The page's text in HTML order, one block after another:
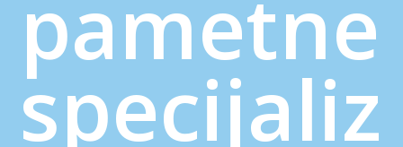
pametne
specijaliz